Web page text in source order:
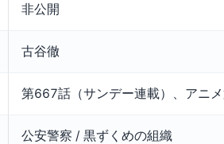
非公開
古谷徹
第667話（サンデー連載）、アニ
公安警察 / 黒ずくめの組織